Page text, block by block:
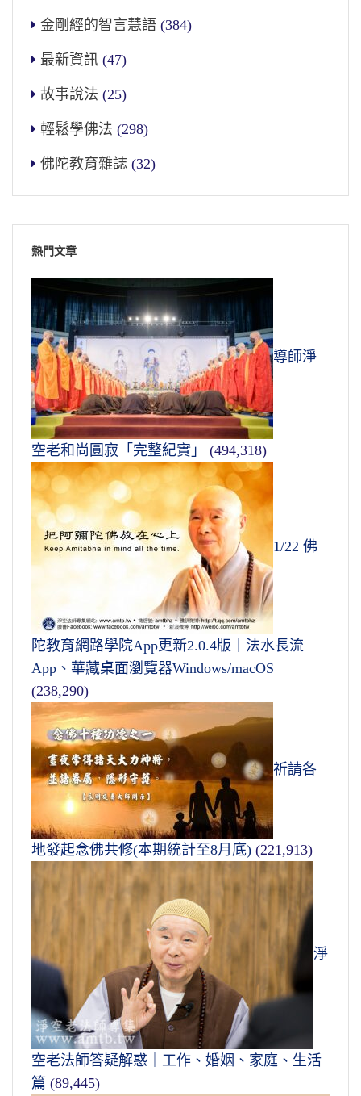
金剛經的智言慧語 (384)
最新資訊 (47)
故事說法 (25)
輕鬆學佛法 (298)
佛陀教育雜誌 (32)
熱門文章
導師淨
空老和尚圓寂「完整紀實」 (494,318)
1/22 佛
陀教育網路學院App更新2.0.4版｜法水長流
App、華藏桌面瀏覽器Windows/macOS
(238,290)
祈請各
地發起念佛共修(本期統計至8月底) (221,913)
淨
空老法師答疑解惑｜工作、婚姻、家庭、生活
篇 (89,445)